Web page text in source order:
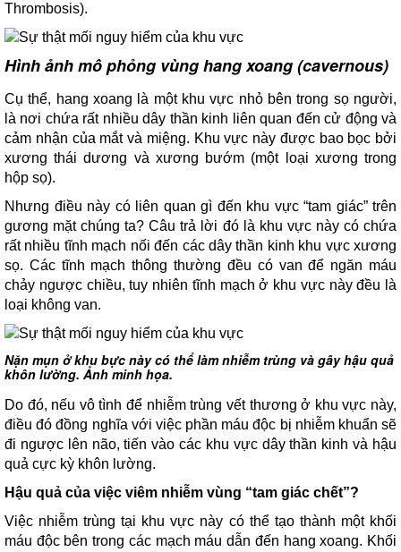
Thrombosis).
Hình ảnh mô phỏng vùng hang xoang (cavernous)
Cụ thể, hang xoang là một khu vực nhỏ bên trong sọ người,
là nơi chứa rất nhiều dây thần kinh liên quan đến cử động và
cảm nhận của mắt và miệng. Khu vực này được bao bọc bởi
xương thái dương và xương bướm (một loại xương trong
hộp sọ).
Nhưng điều này có liên quan gì đến khu vực “tam giác” trên
gương mặt chúng ta? Câu trả lời đó là khu vực này có chứa
rất nhiều tĩnh mạch nối đến các dây thần kinh khu vực xương
sọ. Các tĩnh mạch thông thường đều có van để ngăn máu
chảy ngược chiều, tuy nhiên tĩnh mạch ở khu vực này đều là
loại không van.
Nặn mụn ở khu bực này có thể làm nhiễm trùng và gây hậu quả
khôn lường. Ảnh minh họa.
Do đó, nếu vô tình để nhiễm trùng vết thương ở khu vực này,
điều đó đồng nghĩa với việc phần máu độc bị nhiễm khuẩn sẽ
đi ngược lên não, tiến vào các khu vực dây thần kinh và hậu
quả cực kỳ khôn lường.
Hậu quả của việc viêm nhiễm vùng “tam giác chết”?
Việc nhiễm trùng tại khu vực này có thể tạo thành một khối
máu độc bên trong các mạch máu dẫn đến hang xoang. Khối